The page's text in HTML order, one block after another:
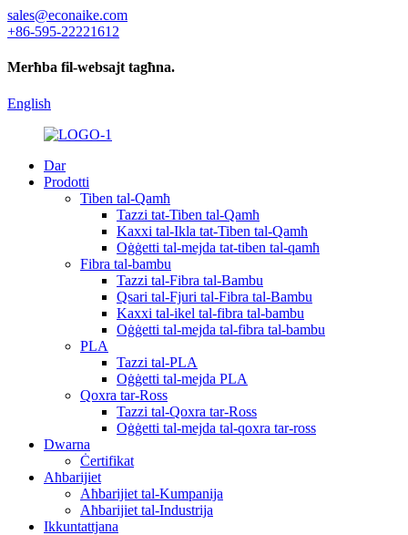
sales@econaike.com
+86-595-22221612
Merħba fil-websajt tagħna.
English
Dar
Prodotti
Tiben tal-Qamħ
Tazzi tat-Tiben tal-Qamħ
Kaxxi tal-Ikla tat-Tiben tal-Qamħ
Oġġetti tal-mejda tat-tiben tal-qamħ
Fibra tal-bambu
Tazzi tal-Fibra tal-Bambu
Qsari tal-Fjuri tal-Fibra tal-Bambu
Kaxxi tal-ikel tal-fibra tal-bambu
Oġġetti tal-mejda tal-fibra tal-bambu
PLA
Tazzi tal-PLA
Oġġetti tal-mejda PLA
Qoxra tar-Ross
Tazzi tal-Qoxra tar-Ross
Oġġetti tal-mejda tal-qoxra tar-ross
Dwarna
Ċertifikat
Aħbarijiet
Aħbarijiet tal-Kumpanija
Aħbarijiet tal-Industrija
Ikkuntattjana